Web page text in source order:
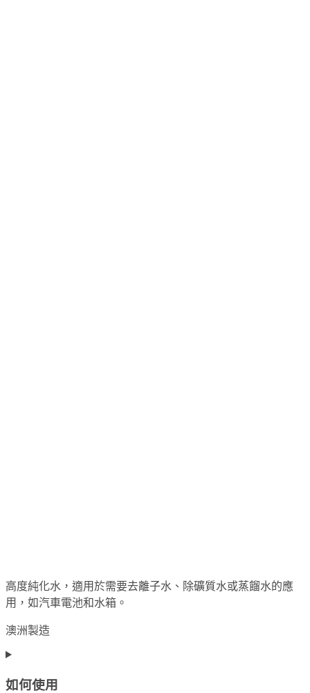
高度純化水，適用於需要去離子水、除礦質水或蒸餾水的應
用，如汽車電池和水箱。
澳洲製造
如何使用